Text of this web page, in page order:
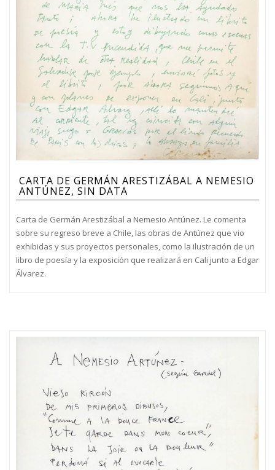
CARTA DE GERMÁN ARESTIZÁBAL A NEMESIO
ANTÚNEZ, SIN DATA
Carta de Germán Arestizábal a Nemesio Antúnez. Le comenta
sobre su regreso breve a Chile, las obras de Antúnez que vio
exhibidas y sus proyectos personales, como la ilustración de un
libro de poesía y la exposición que realizará en Cali junto a Edgar
Álvarez.